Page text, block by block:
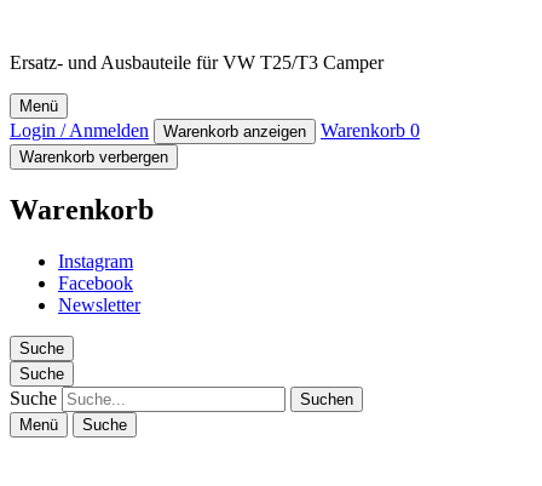
Ersatz- und Ausbauteile für VW T25/T3 Camper
Menü
Login / Anmelden Warenkorb anzeigen Warenkorb 0
Warenkorb verbergen
Warenkorb
Instagram
Facebook
Newsletter
Suche
Suche
Suche
Menü Suche